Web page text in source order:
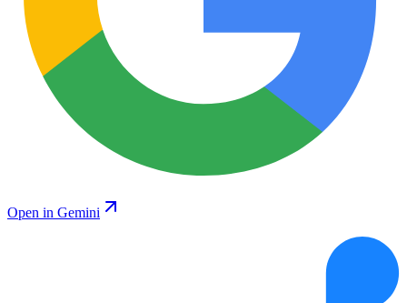
Open in Gemini